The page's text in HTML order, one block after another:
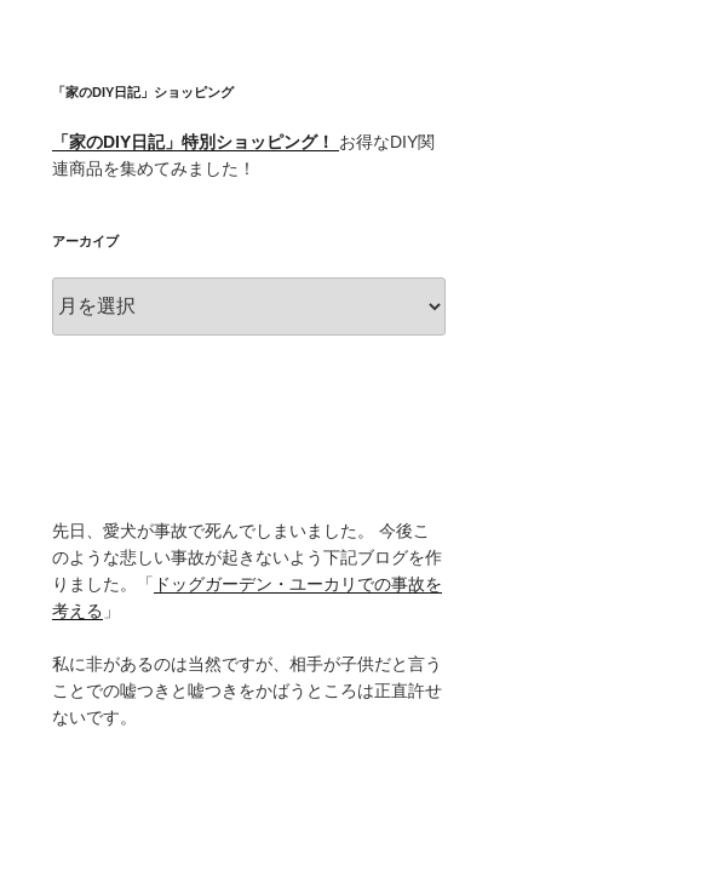
「家のDIY日記」ショッピング
「家のDIY日記」特別ショッピング！ お得なDIY関
連商品を集めてみました！
アーカイブ
ー
先日、愛犬が事故で死んでしまいました。 今後こ
のような悲しい事故が起きないよう下記ブログを作
りました。「 ドッグガーデン・ユーカリでの事故を
考える 」
私に非があるのは当然ですが、相手が子供だと言う
ことでの嘘つきと嘘つきをかばうところは正直許せ
ないです。